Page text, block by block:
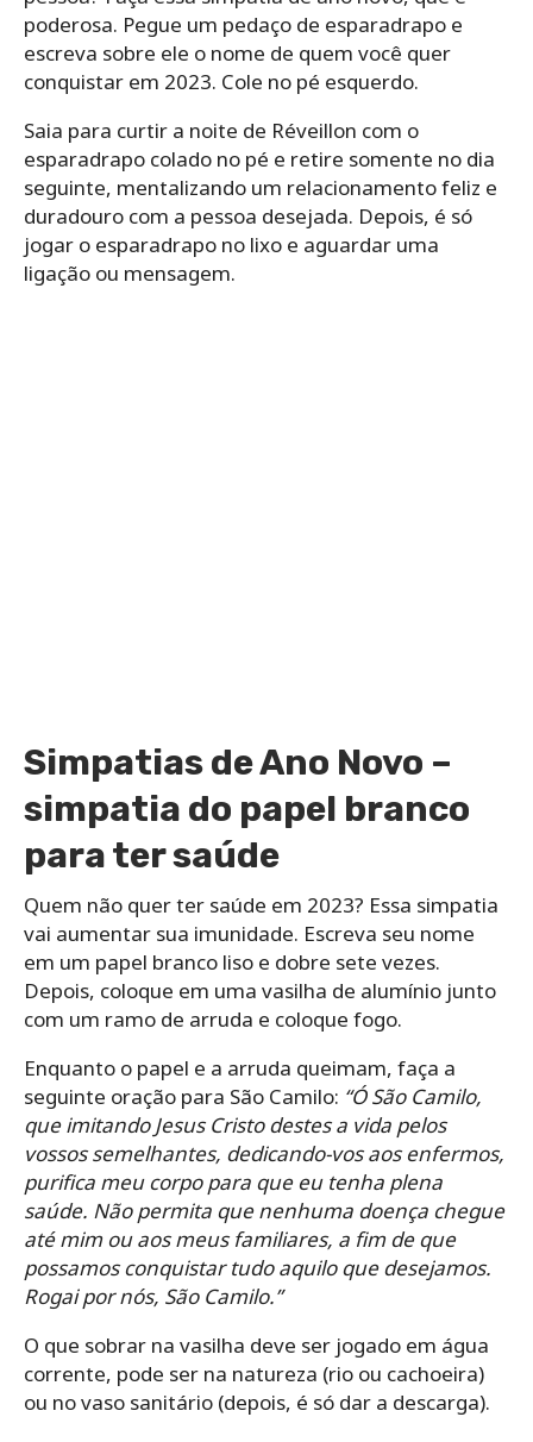
poderosa. Pegue um pedaço de esparadrapo e
escreva sobre ele o nome de quem você quer
conquistar em 2023. Cole no pé esquerdo.
Saia para curtir a noite de Réveillon com o
esparadrapo colado no pé e retire somente no dia
seguinte, mentalizando um relacionamento feliz e
duradouro com a pessoa desejada. Depois, é só
jogar o esparadrapo no lixo e aguardar uma
ligação ou mensagem.
Simpatias de Ano Novo –
simpatia do papel branco
para ter saúde
Quem não quer ter saúde em 2023? Essa simpatia
vai aumentar sua imunidade. Escreva seu nome
em um papel branco liso e dobre sete vezes.
Depois, coloque em uma vasilha de alumínio junto
com um ramo de arruda e coloque fogo.
Enquanto o papel e a arruda queimam, faça a
seguinte oração para São Camilo: “Ó São Camilo,
que imitando Jesus Cristo destes a vida pelos
vossos semelhantes, dedicando-vos aos enfermos,
purifica meu corpo para que eu tenha plena
saúde. Não permita que nenhuma doença chegue
até mim ou aos meus familiares, a fim de que
possamos conquistar tudo aquilo que desejamos.
Rogai por nós, São Camilo.”
O que sobrar na vasilha deve ser jogado em água
corrente, pode ser na natureza (rio ou cachoeira)
ou no vaso sanitário (depois, é só dar a descarga).